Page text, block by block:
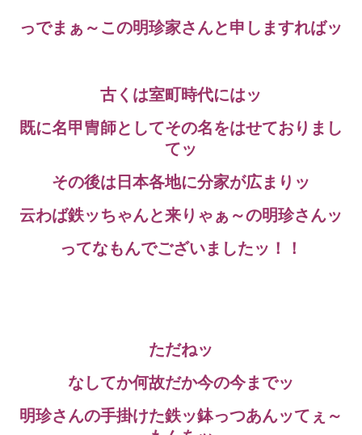
っでまぁ～この明珍家さんと申しますればッ
古くは室町時代にはッ
既に名甲冑師としてその名をはせておりまし
てッ
その後は日本各地に分家が広まりッ
云わば鉄ッちゃんと来りゃぁ～の明珍さんッ
ってなもんでございましたッ！！
ただねッ
なしてか何故だか今の今までッ
明珍さんの手掛けた鉄ッ鉢っつあんッてぇ～